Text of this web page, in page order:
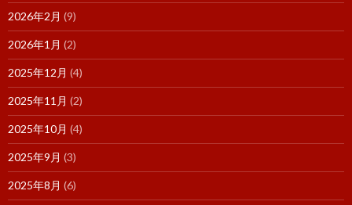
2026年2月 (9)
2026年1月 (2)
2025年12月 (4)
2025年11月 (2)
2025年10月 (4)
2025年9月 (3)
2025年8月 (6)